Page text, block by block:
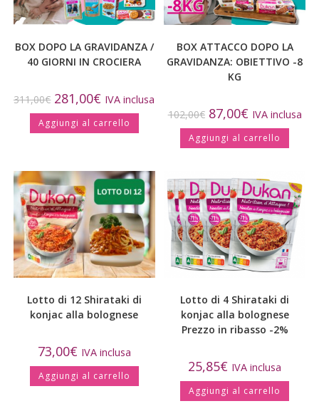
BOX DOPO LA GRAVIDANZA /
40 GIORNI IN CROCIERA
311,00€ 281,00€ IVA inclusa
Aggiungi al carrello
BOX ATTACCO DOPO LA
GRAVIDANZA: OBIETTIVO -8
KG
102,00€ 87,00€ IVA inclusa
Aggiungi al carrello
Lotto di 12 Shirataki di
konjac alla bolognese
73,00€ IVA inclusa
Aggiungi al carrello
Lotto di 4 Shirataki di
konjac alla bolognese
Prezzo in ribasso -2%
25,85€ IVA inclusa
Aggiungi al carrello